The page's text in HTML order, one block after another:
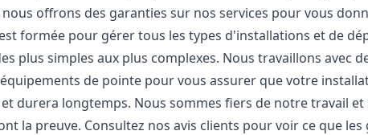
offrons des garanties sur nos services pour vous
formée pour gérer tous les types d'installations et de
plus simples aux plus complexes. Nous travaillons avec
de pointe pour vous assurer que votre
durera longtemps. Nous sommes fiers de notre travail et
la preuve. Consultez nos avis clients pour voir ce que les